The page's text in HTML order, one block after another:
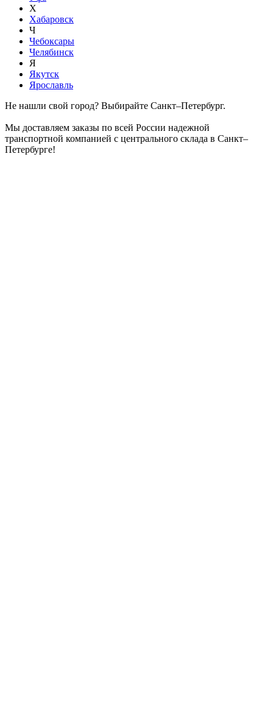
Х
Хабаровск
Ч
Чебоксары
Челябинск
Я
Якутск
Ярославль
Не нашли свой город? Выбирайте Санкт–Петербург.
Мы доставляем заказы по всей России надежной
транспортной компанией с центрального склада в Санкт–
Петербурге!